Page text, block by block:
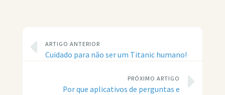
ARTIGO ANTERIOR
Cuidado para não ser um Titanic humano!
PRÓXIMO ARTIGO
Por que aplicativos de perguntas e